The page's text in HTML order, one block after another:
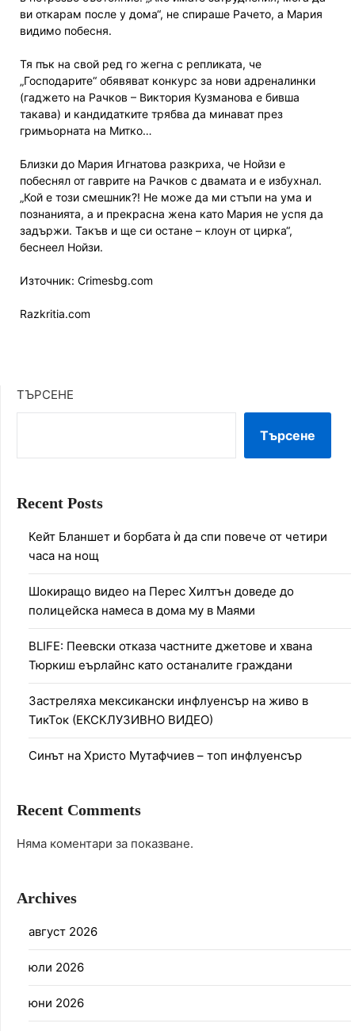
ви откарам после у дома“, не спираше Рачето, а Мария
видимо побесня.
Тя пък на свой ред го жегна с репликата, че
„Господарите“ обявяват конкурс за нови адреналинки
(гаджето на Рачков – Виктория Кузманова е бивша
такава) и кандидатките трябва да минават през
гримьорната на Митко…
Близки до Мария Игнатова разкриха, че Нойзи е
побеснял от гаврите на Рачков с двамата и е избухнал.
„Кой е този смешник?! Не може да ми стъпи на ума и
познанията, а и прекрасна жена като Мария не успя да
задържи. Такъв и ще си остане – клоун от цирка“,
беснеел Нойзи.
Източник: Crimesbg.com
Razkritia.com
ТЪРСЕНЕ
Търсене
Recent Posts
Кейт Бланшет и борбата ѝ да спи повече от четири
часа на нощ
Шокиращо видео на Перес Хилтън доведе до
полицейска намеса в дома му в Маями
BLIFE: Пеевски отказа частните джетове и хвана
Тюркиш еърлайнс като останалите граждани
Застреляха мексикански инфлуенсър на живо в
ТикТок (ЕКСКЛУЗИВНО ВИДЕО)
Синът на Христо Мутафчиев – топ инфлуенсър
Recent Comments
Няма коментари за показване.
Archives
август 2026
юли 2026
юни 2026